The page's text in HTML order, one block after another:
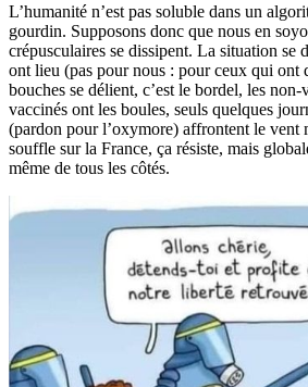
L’humanité n’est pas soluble dans un
gourdin. Supposons donc que nous en
crépusculaires se dissipent. La situation se
ont lieu (pas pour nous : pour ceux qui ont
bouches se délient, c’est le bordel, les
vaccinés ont les boules, seuls quelques
(pardon pour l’oxymore) affrontent le vent
souffle sur la France, ça résiste, mais
même de tous les côtés.